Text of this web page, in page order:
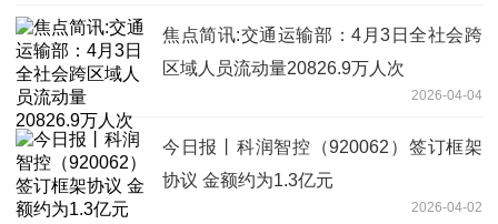
焦点简讯:交通运输部：4月3日全社会跨
区域人员流动量20826.9万人次
2026-04-04
今日报丨科润智控（920062）签订框架
协议 金额约为1.3亿元
2026-04-02